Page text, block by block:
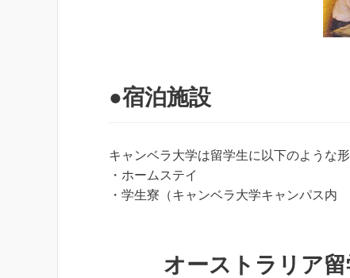
●宿泊施設
キャンベラ大学は留学生に以下のような
・ホームステイ
・学生寮（キャンベラ大学キャンパス内
オーストラリア